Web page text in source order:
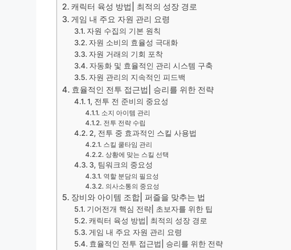
캐릭터 육성 방법| 최적의 성장 경로
게임 내 주요 자원 관리 요령
자원 수집의 기본 원칙
자원 소비의 효율성 극대화
자원 거래의 기회 포착
자동화 및 효율적인 관리 시스템 구축
자원 관리의 지속적인 피드백
효율적인 전투 접근법| 승리를 위한 전략
1, 전투 전 준비의 중요성
소지 아이템 관리
전투 전략 수립
2, 전투 중 효과적인 스킬 사용법
스킬 쿨타임 관리
상황에 맞는 스킬 선택
3, 팀워크의 중요성
역할 분담의 필요성
의사소통의 중요성
장비와 아이템 조합| 퍼즐을 맞추는 법
기어전개 핵심 전략| 초보자를 위한 팁
캐릭터 육성 방법| 최적의 성장 경로
게임 내 주요 자원 관리 요령
효율적인 전투 접근법| 승리를 위한 전략